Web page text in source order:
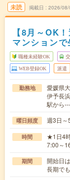
未読 掲載日 2026/08/
【8月～OK
マンション
職種未経験OK
WEB登録OK 派遣
勤務地
愛媛県
伊予長
駅から
曜日頻度 週3日
時間
★1日4
7:00～
期間
開始日
長期で